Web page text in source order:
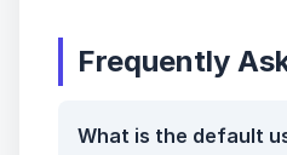
Frequently
What is the default